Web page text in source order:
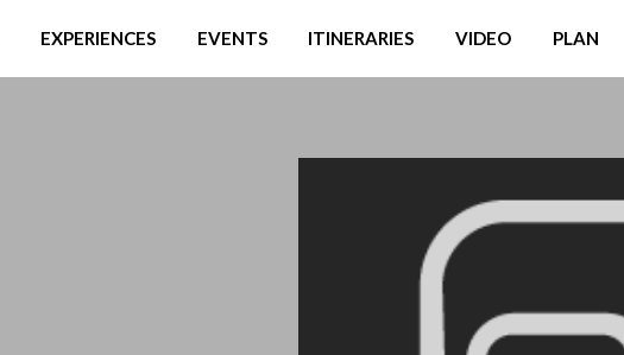
EXPERIENCES EVENTS ITINERARIES VIDEO PLAN